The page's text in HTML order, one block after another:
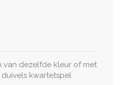
van dezelfde kleur of met
kwartetspel.